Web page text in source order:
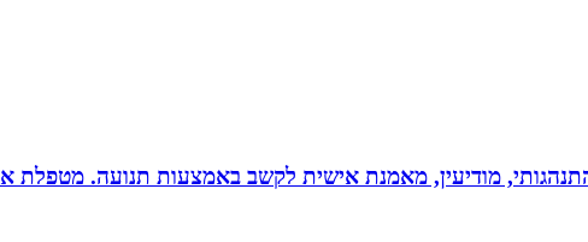
מודיעין, מאמנת אישית לקשב באמצעות תנועה. מטפלת